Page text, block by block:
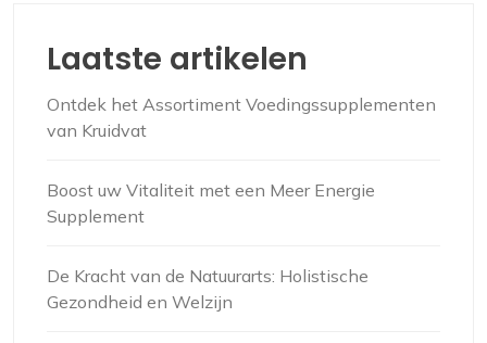
Laatste artikelen
Ontdek het Assortiment Voedingssupplementen
van Kruidvat
Boost uw Vitaliteit met een Meer Energie
Supplement
De Kracht van de Natuurarts: Holistische
Gezondheid en Welzijn